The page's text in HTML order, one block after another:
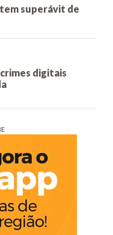
superávit de
digitais